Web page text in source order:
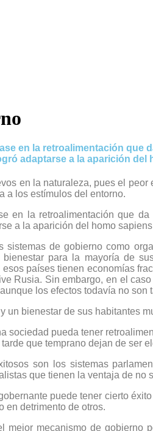
en la retroalimentación que
adaptarse a la aparición del
en la naturaleza, pues el
a los estímulos del entorno.
en la retroalimentación que
a la aparición del homo
de gobierno como
para la mayoría de
países tienen economías
Rusia. Sin embargo, en el
los efectos todavía no son
un bienestar de sus habitantes
sociedad pueda tener
que temprano dejan de ser
son los sistemas
que tienen la ventaja de no
puede tener cierto
en detrimento de otros.
mejor mecanismo de